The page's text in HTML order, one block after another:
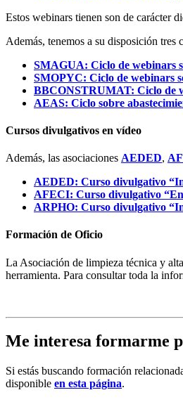
Estos webinars tienen son de carácter
Además, tenemos a su disposición tres
SMAGUA: Ciclo de webinars
SMOPYC: Ciclo de webinars
BBCONSTRUMAT: Ciclo de
AEAS: Ciclo sobre
Cursos divulgativos en vídeo
Además, las asociaciones AEDED,
AEDED: Curso divulgativo
AFECI: Curso divulgativo
ARPHO: Curso divulgativo
Formación de Oficio
La Asociación de limpieza técnica y
herramienta. Para consultar toda la
Me interesa formarme
Si estás buscando formación
disponible en esta página.